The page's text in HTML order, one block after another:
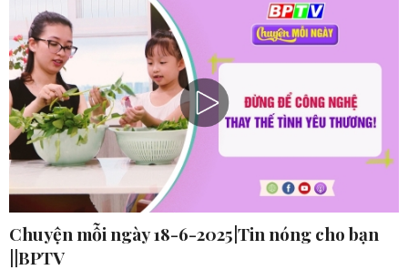
Chuyện mỗi ngày 18-6-2025|Tin nóng cho bạn
||BPTV